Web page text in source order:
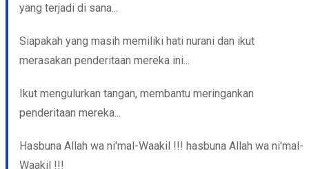
yang terjadi di sana...
Siapakah yang masih memiliki hati nurani dan ikut
merasakan penderitaan mereka ini...
Ikut mengulurkan tangan, membantu meringankan
penderitaan mereka...
Hasbuna Allah wa ni'mal-Waakil !!! hasbuna Allah wa ni'mal-
Waakil !!!